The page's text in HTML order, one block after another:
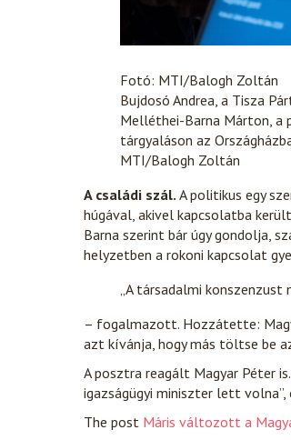
Fotó: MTI/Balogh Zoltán
Bujdosó Andrea, a Tisza
Melléthei-Barna Márton, a
tárgyaláson az
MTI/Balogh Zoltán
A családi szál. A politikus egy
húgával, akivel kapcsolatba
Barna szerint bár úgy gondolja,
helyzetben a rokoni kapcsolat
„A társadalmi
– fogalmazott. Hozzátette:
azt kívánja, hogy más töltse be
A posztra reagált Magyar Péter
igazságügyi miniszter lett
The post Máris változott a